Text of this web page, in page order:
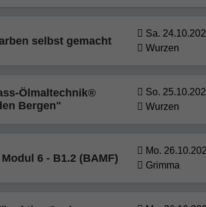
selbst gemacht
Sa.
Wurzen
Ölmaltechnik®
Bergen"
So.
Wurzen
6 - B1.2 (BAMF)
Mo.
Grimma